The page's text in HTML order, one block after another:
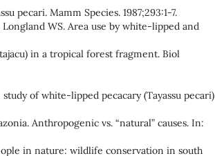
pecari. Mamm Species. 1987;293:1-7.
Longland WS. Area use by white-lipped and
in a tropical forest fragment. Biol
study of white-lipped pecacary (Tayassu pecari)
Anthropogenic vs. “natural” causes. In:
in nature: wildlife conservation in south